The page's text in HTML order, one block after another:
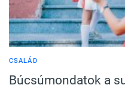
CSALÁD
Búcsúmondatok a